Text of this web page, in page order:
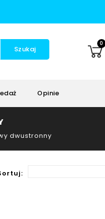
Szukaj
0
Opinie
dwustronny